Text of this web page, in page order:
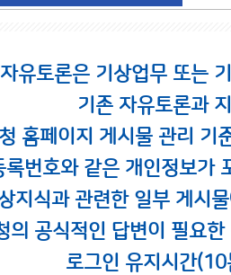
자유토론은 기상업무 또는
기존 자유토론과
홈페이지 게시물 관리 기
번호와 같은 개인정보가
지식과 관련한 일부 게시
의 공식적인 답변이 필요한
로그인 유지시간